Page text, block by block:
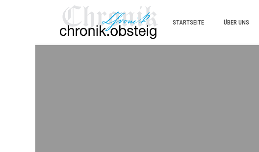
STARTSEITE ÜBER UNS